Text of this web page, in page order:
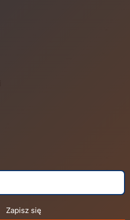
Zapisz się